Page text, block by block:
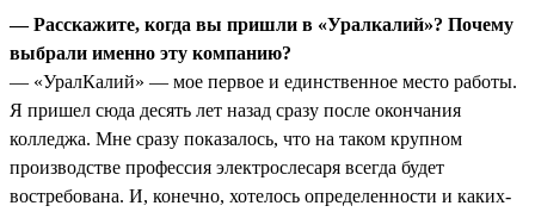
— Расскажите, когда вы пришли в «Уралкалий»? Почему
выбрали именно эту компанию?
— «УралКалий» — мое первое и единственное место работы.
Я пришел сюда десять лет назад сразу после окончания
колледжа. Мне сразу показалось, что на таком крупном
производстве профессия электрослесаря всегда будет
востребована. И, конечно, хотелось определенности и каких-